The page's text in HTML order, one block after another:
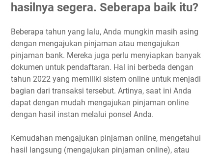
hasilnya segera. Seberapa baik itu?
Beberapa tahun yang lalu, Anda mungkin masih asing
dengan mengajukan pinjaman atau mengajukan
pinjaman bank. Mereka juga perlu menyiapkan banyak
dokumen untuk pendaftaran. Hal ini berbeda dengan
tahun 2022 yang memiliki sistem online untuk menjadi
bagian dari transaksi tersebut. Artinya, saat ini Anda
dapat dengan mudah mengajukan pinjaman online
dengan hasil instan melalui ponsel Anda.
Kemudahan mengajukan pinjaman online, mengetahui
hasil langsung (mengajukan pinjaman online), atau